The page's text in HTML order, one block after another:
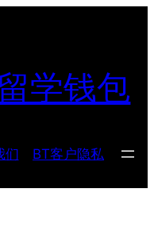
学钱包
们 BT客户隐私